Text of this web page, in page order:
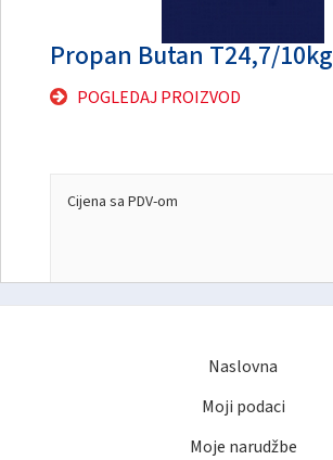
Propan Butan T24,7/10kg
POGLEDAJ PROIZVOD
Cijena sa PDV-om
Naslovna
Moji podaci
Moje narudžbe